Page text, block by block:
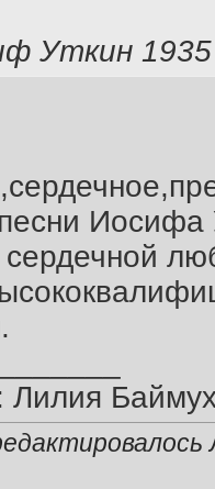
Уткин 1935
Иосифа
сердечной